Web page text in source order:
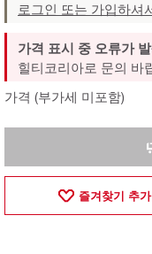
로그인 또는 가입하셔
가격 (부가세 미포함)
가격 표시 중 오류가
힐티코리아로 문의 바
즐겨찾기 추가